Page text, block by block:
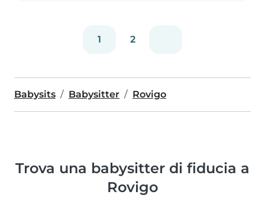
1 2
Babysits Babysitter Rovigo
Trova una babysitter di fiducia a
Rovigo